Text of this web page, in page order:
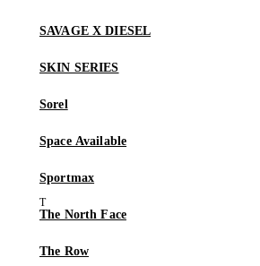
SAVAGE X DIESEL
SKIN SERIES
Sorel
Space Available
Sportmax
The North Face
The Row